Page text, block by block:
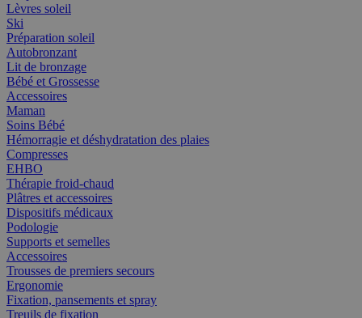
Lèvres soleil
Ski
Préparation soleil
Autobronzant
Lit de bronzage
Bébé et Grossesse
Accessoires
Maman
Soins Bébé
Hémorragie et déshydratation des plaies
Compresses
EHBO
Thérapie froid-chaud
Plâtres et accessoires
Dispositifs médicaux
Podologie
Supports et semelles
Accessoires
Trousses de premiers secours
Ergonomie
Fixation, pansements et spray
Treuils de fixation